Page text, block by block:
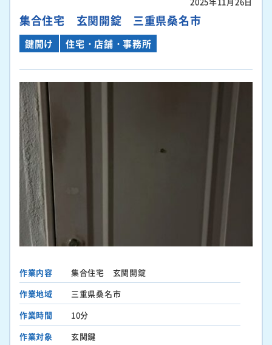
集合住宅 玄関開錠 三重県桑名市
鍵開け 住宅・店舗・事務所
作業内容
集合住宅 玄関開錠
作業地域
三重県桑名市
作業時間
10分
作業対象
玄関鍵